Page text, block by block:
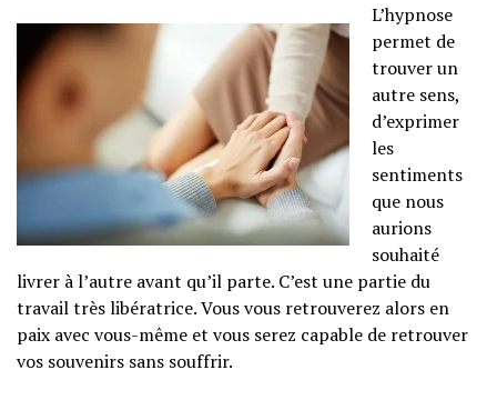
L’hypnose
permet de
trouver un
autre sens,
d’exprimer
les
sentiments
que nous
aurions
souhaité
livrer à l’autre avant qu’il parte. C’est une partie du
travail très libératrice. Vous vous retrouverez alors en
paix avec vous-même et vous serez capable de retrouver
vos souvenirs sans souffrir.